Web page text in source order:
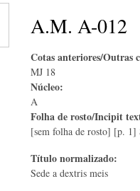
A.M. A-012
Cotas anteriores/Outras
MJ 18
Núcleo:
A
Folha de rosto/Incipit
[sem folha de rosto] [p. 1]
Título normalizado:
Sede a dextris meis